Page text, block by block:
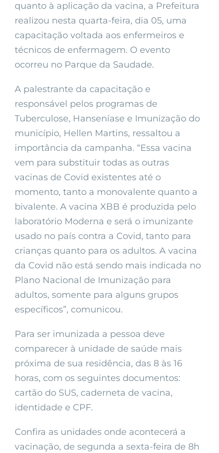
quanto à aplicação da vacina, a Prefeitura
realizou nesta quarta-feira, dia 05, uma
capacitação voltada aos enfermeiros e
técnicos de enfermagem. O evento
ocorreu no Parque da Saudade.
A palestrante da capacitação e
responsável pelos programas de
Tuberculose, Hanseníase e Imunização do
município, Hellen Martins, ressaltou a
importância da campanha. “Essa vacina
vem para substituir todas as outras
vacinas de Covid existentes até o
momento, tanto a monovalente quanto a
bivalente. A vacina XBB é produzida pelo
laboratório Moderna e será o imunizante
usado no país contra a Covid, tanto para
crianças quanto para os adultos. A vacina
da Covid não está sendo mais indicada no
Plano Nacional de Imunização para
adultos, somente para alguns grupos
específicos”, comunicou.
Para ser imunizada a pessoa deve
comparecer à unidade de saúde mais
próxima de sua residência, das 8 às 16
horas, com os seguintes documentos:
cartão do SUS, caderneta de vacina,
identidade e CPF.
Confira as unidades onde acontecerá a
vacinação, de segunda a sexta-feira de 8h